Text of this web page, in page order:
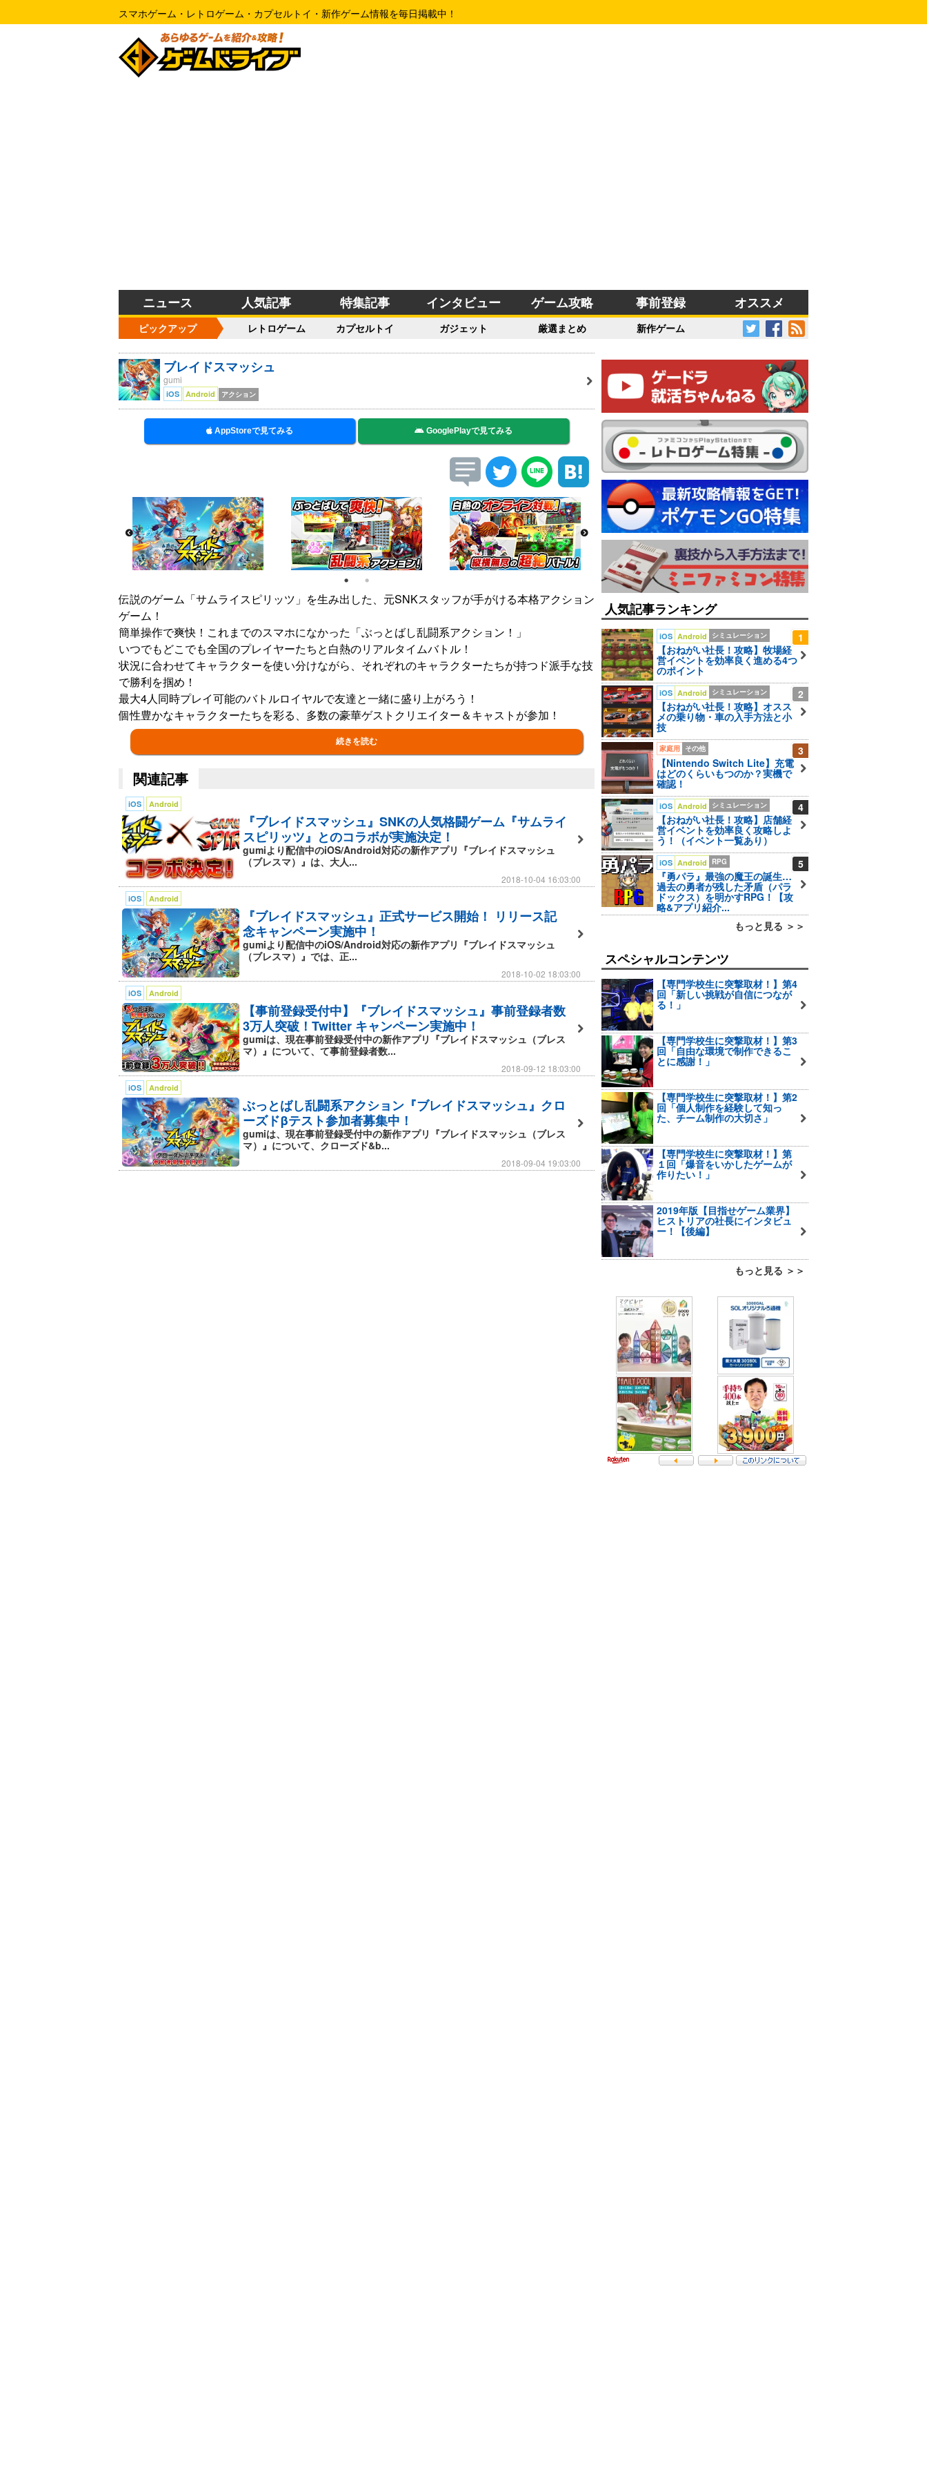
スマホゲーム・レトロゲーム・カプセルトイ・新作ゲーム情報を毎日掲載中！
ニュース 人気記事 特集記事 インタビュー ゲーム攻略 事前登録 オススメ
ピックアップ レトロゲーム カプセルトイ ガジェット 厳選まとめ 新作ゲーム
ブレイドスマッシュ
gumi
iOS Android アクション
AppStoreで見てみる GooglePlayで見てみる
伝説のゲーム「サムライスピリッツ」を生み出した、元SNKスタッフが手がける本格アクション
ゲーム！
簡単操作で爽快！これまでのスマホになかった「ぶっとばし乱闘系アクション！」
いつでもどこでも全国のプレイヤーたちと白熱のリアルタイムバトル！
状況に合わせてキャラクターを使い分けながら、それぞれのキャラクターたちが持つド派手な技
で勝利を掴め！
最大4人同時プレイ可能のバトルロイヤルで友達と一緒に盛り上がろう！
個性豊かなキャラクターたちを彩る、多数の豪華ゲストクリエイター＆キャストが参加！
◆◇ゲーム紹介◇◆
▼簡単操作で本格アクション！
指一本の超カンタン操作！なのにアクションは本格的！！
これがスマホアクションゲームの新世代！
走って、飛んで、縦横無尽にステージを動き回れ！
▼爽快ぶっとばしバトル！
ルールも超シンプル！相手を場外にぶっとばすだけ！
ガンガン攻めて、バンバンぶっとばせ！！
飛ばされても場外に出ない限り、何度でも立ち上がることができるぞ！
最後まで諦めずに勝利を掴もう！
▼3 VS 3のチーム戦！
バトルでは1チーム3人で編成され、
バトル中にキャラクターを自由に入れ替えて戦うことができるぞ！
控えのメンバーが繰り出せるアシスト攻撃と連携すれば戦術の可能性は無限大！
キミだけの最強チームを見つけよう！
▼全国のライバルたちと熱いバトル！
いつでもどこでも全国のプレイヤーたちと白熱のバトル！
ホーム画面にいるときに対戦を挑まれることも！？
ライバルたちをぶっとばしまくり、リーグの頂点を目指せ！
▼ギルドを組んで仲間と盛り上がろう！
友達や仲の良い仲間とギルドを結成！
一緒にバトルしたり、チャットでワイワイしたり、ギルドメンバーと楽しみながらゲームを有利
続きを読む
関連記事
iOS Android
『ブレイドスマッシュ』SNKの人気格闘ゲーム『サムライ
スピリッツ』とのコラボが実施決定！
gumiより配信中のiOS/Android対応の新作アプリ『ブレイドスマッシュ
（ブレスマ）』は、大人...
2018-10-04 16:03:00
iOS Android
『ブレイドスマッシュ』正式サービス開始！ リリース記
念キャンペーン実施中！
gumiより配信中のiOS/Android対応の新作アプリ『ブレイドスマッシュ
（ブレスマ）』では、正...
2018-10-02 18:03:00
iOS Android
【事前登録受付中】『ブレイドスマッシュ』事前登録者数
3万人突破！Twitter キャンペーン実施中！
gumiは、現在事前登録受付中の新作アプリ『ブレイドスマッシュ（ブレス
マ）』について、て事前登録者数...
2018-09-12 18:03:00
iOS Android
ぶっとばし乱闘系アクション『ブレイドスマッシュ』クロ
ーズドβテスト参加者募集中！
gumiは、現在事前登録受付中の新作アプリ『ブレイドスマッシュ（ブレス
マ）』について、クローズド&b...
2018-09-04 19:03:00
人気記事ランキング
1
iOS Android シミュレーション
【おねがい社長！攻略】牧場経
営イベントを効率良く進める4つ
のポイント
2
iOS Android シミュレーション
【おねがい社長！攻略】オスス
メの乗り物・車の入手方法と小
技
3
家庭用 その他
【Nintendo Switch Lite】充電
はどのくらいもつのか？実機で
確認！
4
iOS Android シミュレーション
【おねがい社長！攻略】店舗経
営イベントを効率良く攻略しよ
う！（イベント一覧あり）
5
iOS Android RPG
『勇パラ』最強の魔王の誕生…
過去の勇者が残した矛盾（パラ
ドックス）を明かすRPG！【攻
略&アプリ紹介...
もっと見る ＞＞
スペシャルコンテンツ
【専門学校生に突撃取材！】第4
回「新しい挑戦が自信につなが
る！」
【専門学校生に突撃取材！】第3
回「自由な環境で制作できるこ
とに感謝！」
【専門学校生に突撃取材！】第2
回「個人制作を経験して知っ
た、チーム制作の大切さ」
【専門学校生に突撃取材！】第
１回「爆音をいかしたゲームが
作りたい！」
2019年版【目指せゲーム業界】
ヒストリアの社長にインタビュ
ー！【後編】
もっと見る ＞＞